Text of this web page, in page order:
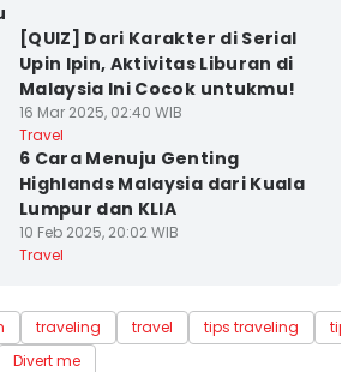
[QUIZ] Dari Karakter di Serial
Upin Ipin, Aktivitas Liburan di
Malaysia Ini Cocok untukmu!
16 Mar 2025, 02:40 WIB
Travel
6 Cara Menuju Genting
Highlands Malaysia dari Kuala
Lumpur dan KLIA
10 Feb 2025, 20:02 WIB
Travel
traveling travel tips traveling
tips
Divert me